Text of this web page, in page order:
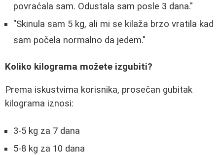
povraćala sam. Odustala sam posle 3 dana."
"Skinula sam 5 kg, ali mi se kilaža brzo vratila kad
sam počela normalno da jedem."
Koliko kilograma možete izgubiti?
Prema iskustvima korisnika, prosečan gubitak
kilograma iznosi:
3-5 kg za 7 dana
5-8 kg za 10 dana